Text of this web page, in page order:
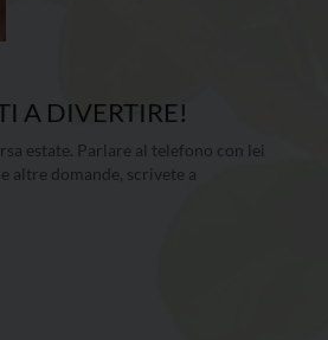
A DIVERTIRE!
estate. Parlare al telefono con lei
altre domande, scrivete a